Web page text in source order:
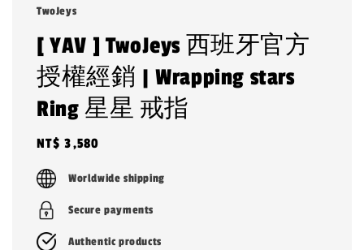
TwoJeys
[ YAV ] TwoJeys 西班牙官方
授權經銷 | Wrapping stars
Ring 星星 戒指
Regular
price
NT$ 3,580
Worldwide shipping
Secure payments
Authentic products